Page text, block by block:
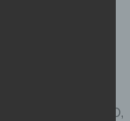
titel: TURBO,